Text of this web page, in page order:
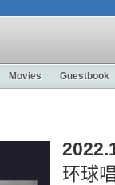
Movies Guestbook
环球